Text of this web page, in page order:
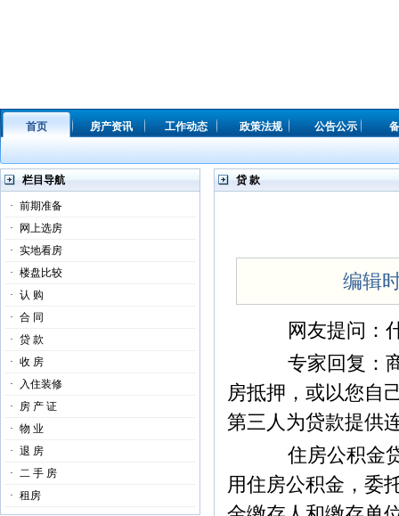
首页 房产资讯 工作动态 政策法规 公告公示
栏目导航
· 前期准备
·
网上选房
· 实地看房
· 楼盘比较
· 认 购
· 合 同
· 贷 款
· 收 房
·
入住装修
·
房 产 证
· 物 业
· 退 房
· 二 手 房
· 租房
贷 款
编辑
网友提问：什
专家回复：商
房抵押，或以您自
第三人为贷款提供
住房公积金贷
用住房公积金，委